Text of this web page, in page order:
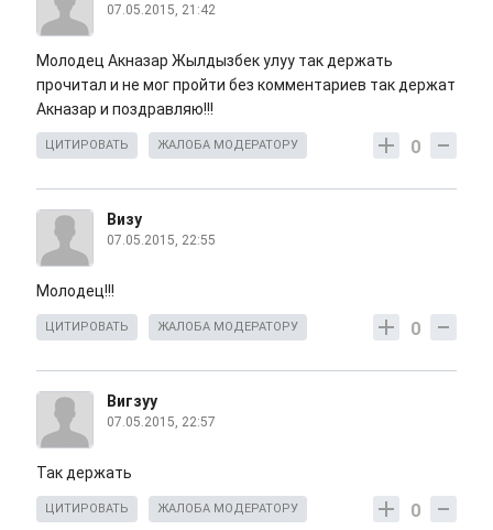
07.05.2015, 21:42
Молодец Акназар Жылдызбек улуу так держать
прочитал и не мог пройти без комментариев так держат
Акназар и поздравляю!!!
0
ЦИТИРОВАТЬ ЖАЛОБА МОДЕРАТОРУ
Визу
07.05.2015, 22:55
Молодец!!!
0
ЦИТИРОВАТЬ ЖАЛОБА МОДЕРАТОРУ
Вигзуу
07.05.2015, 22:57
Так держать
0
ЦИТИРОВАТЬ ЖАЛОБА МОДЕРАТОРУ